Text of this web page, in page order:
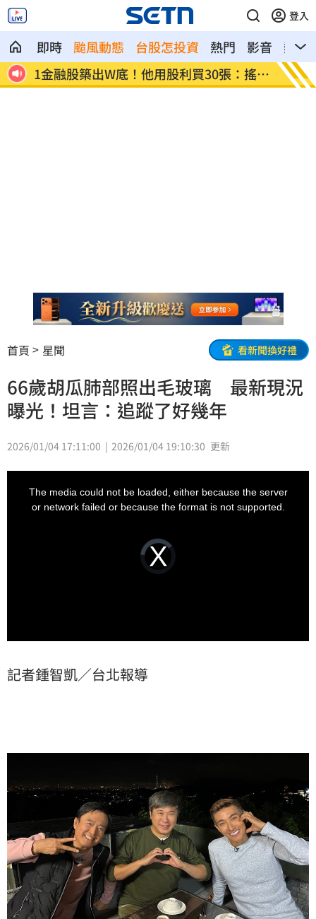
登入
即時 颱風動態 台股怎投資 熱門 影音
熱搜
告
1金融股築出W底！他用股利買30張：搖錢
樹
外送
案
首頁 星聞 看新聞換好禮
66歲胡瓜肺部照出毛玻璃 最新現況
曝光！坦言：追蹤了好幾年
2026/01/04 17:11:00 2026/01/04 19:10:30 更新
Video
Player
loading.
The media could not be loaded, either because the server
or network failed or because the format is not supported.
記者鍾智凱／台北報導